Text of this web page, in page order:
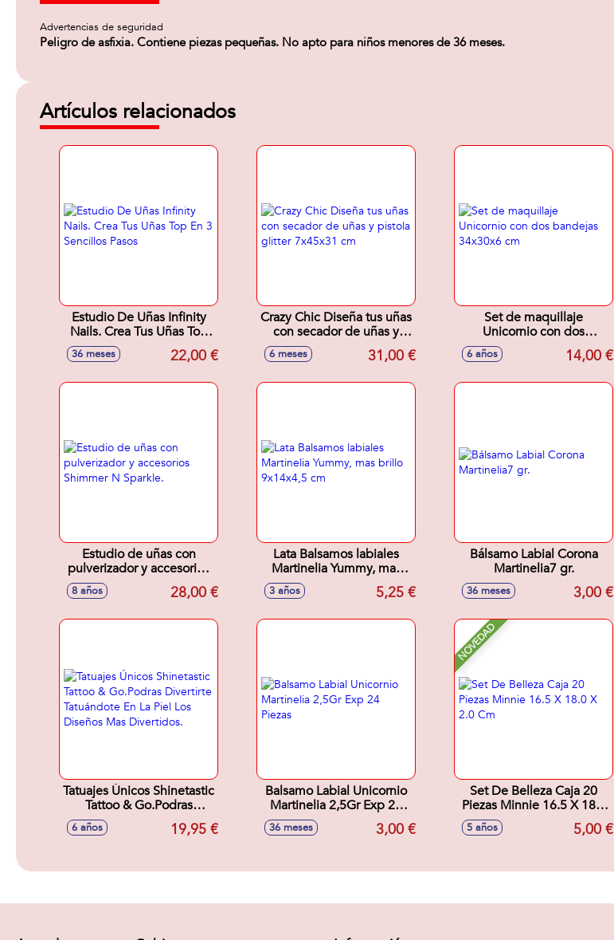
Advertencias de seguridad
Peligro de asfixia. Contiene piezas pequeñas. No apto para niños menores de 36 meses.
Artículos relacionados
Estudio De Uñas Infinity
Nails. Crea Tus Uñas Top
En 3 Sencillos Pasos
36 meses 22,00 €
Crazy Chic Diseña tus uñas
con secador de uñas y
pistola glitter 7x45x31 cm
6 meses 31,00 €
Set de maquillaje
Unicornio con dos
bandejas 34x30x6 cm
6 años 14,00 €
Estudio de uñas con
pulverizador y accesorios
Shimmer N Sparkle.
8 años 28,00 €
Lata Balsamos labiales
Martinelia Yummy, mas
brillo 9x14x4,5 cm
3 años 5,25 €
Bálsamo Labial Corona
Martinelia7 gr.
36 meses 3,00 €
Tatuajes Únicos Shinetastic
Tattoo & Go.Podras
Divertirte Tatuándote En
La Piel Los Diseños Mas
6 años 19,95 €
Balsamo Labial Unicornio
Martinelia 2,5Gr Exp 24
36 meses 3,00 €
NOVEDAD
Set De Belleza Caja 20
Piezas Minnie 16.5 X 18.0
5 años 5,00 €